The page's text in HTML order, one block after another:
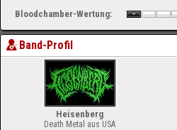
Bloodchamber-Wertung:
Band-Profil
Heisenberg
Death Metal aus USA